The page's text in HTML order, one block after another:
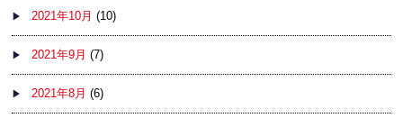
2021年10月 (10)
2021年9月 (7)
2021年8月 (6)